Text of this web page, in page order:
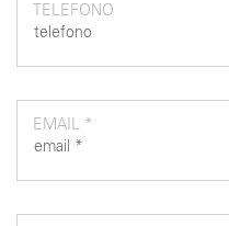
TELEFONO
EMAIL *